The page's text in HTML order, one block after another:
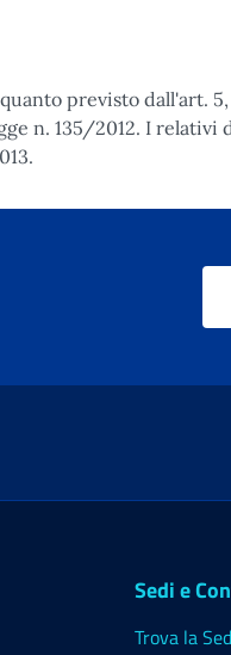
previsto dall'art. 5,
n. 135/2012. I
Sedi e
Trova la